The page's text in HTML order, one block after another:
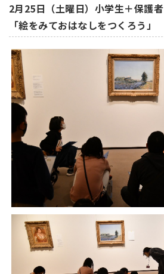
2月25日（土曜日）小学生＋保護者
「絵をみておはなしをつくろう」